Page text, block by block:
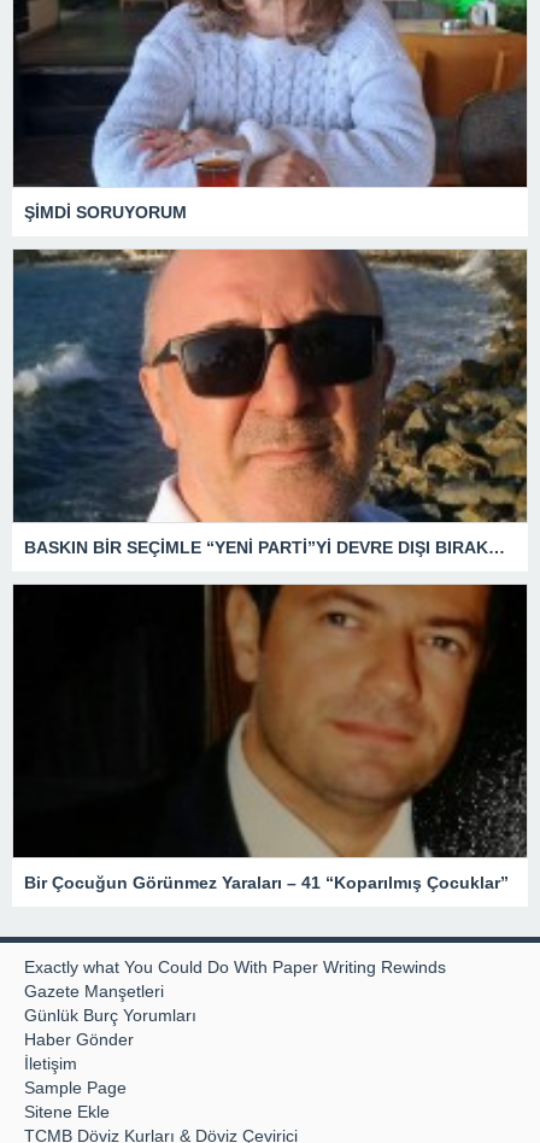
ŞİMDİ SORUYORUM
BASKIN BİR SEÇİMLE “YENİ PARTİ”Yİ DEVRE DIŞI BIRAKMAK İÇİN DÜĞMEYE Mİ BASILDI?
Bir Çocuğun Görünmez Yaraları – 41 “Koparılmış Çocuklar”
Exactly what You Could Do With Paper Writing Rewinds
Gazete Manşetleri
Günlük Burç Yorumları
Haber Gönder
İletişim
Sample Page
Sitene Ekle
TCMB Döviz Kurları & Döviz Çevirici